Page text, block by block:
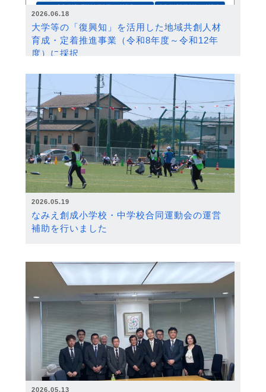
2026.06.18
大学等の「復興知」を活用した地域共創人材
育成・定着推進事業（令和8年度～令和12年
度）に採択
2026.05.19
なみえ創成小学校・中学校合同運動会の運営
補助を行いました
2026.05.13